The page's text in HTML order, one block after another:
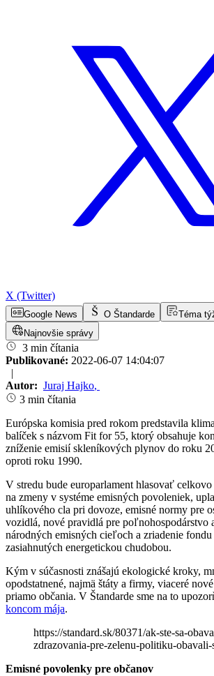
X (Twitter)
Google News O Štandarde
Téma
Najnovšie správy
3 min čítania
Publikované: 2022-06-07 14:04:07
|
Autor: Juraj Hajko,
3 min čítania
Európska komisia pred rokom predstavila
balíček s názvom Fit for 55, ktorý obsahuje
zníženie emisií skleníkových plynov do roku
oproti roku 1990.
V stredu bude europarlament hlasovať
na zmeny v systéme emisných povoleniek,
uhlíkového cla pri dovoze, emisné normy pre
vozidlá, nové pravidlá pre poľnohospodárstvo
národných emisných cieľoch a zriadenie
zasiahnutých energetickou chudobou.
Kým v súčasnosti znášajú ekologické kroky,
opodstatnené, najmä štáty a firmy, viaceré
priamo občania. V Štandarde sme na to
koncom mája.
https://standard.sk/80371/ak-ste-sa-
zdrazovania-pre-zelenu-politiku-obavali-
Emisné povolenky pre občanov